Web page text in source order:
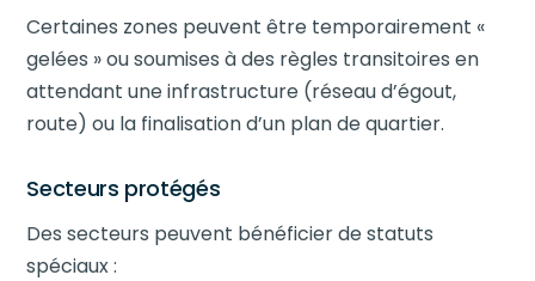
Certaines zones peuvent être temporairement «
gelées » ou soumises à des règles transitoires en
attendant une infrastructure (réseau d’égout,
route) ou la finalisation d’un plan de quartier.
Secteurs protégés
Des secteurs peuvent bénéficier de statuts
spéciaux :